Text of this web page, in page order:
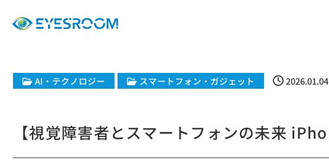
​AI・テクノロジー スマートフォン・ガジェット 2026.01.04
【視覚障害者とスマートフォンの未来